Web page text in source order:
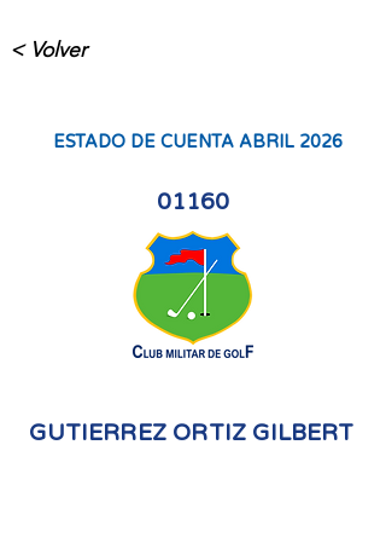
< Volver
ESTADO DE CUENTA ABRIL 2026
01160
GUTIERREZ ORTIZ GILBERT